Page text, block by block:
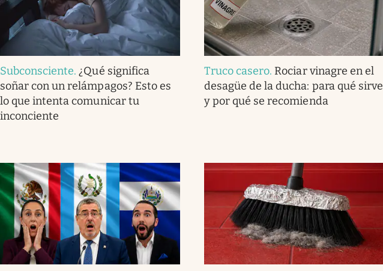
Subconsciente. ¿Qué significa
soñar con un relámpagos? Esto es
lo que intenta comunicar tu
inconciente
Truco casero. Rociar vinagre en el
desagüe de la ducha: para qué sirve
y por qué se recomienda